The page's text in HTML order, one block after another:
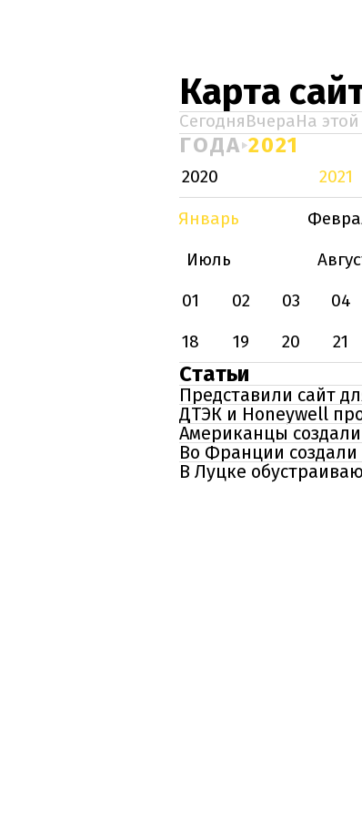
Карта
СегодняВчераНа
ГОДА 2021
2020
2021
Январь
Июль
01
02 03 04
18
19 20 21
Статьи
Представили сайт
ДТЭК и Honeywell
Американцы
Во Франции
В Луцке